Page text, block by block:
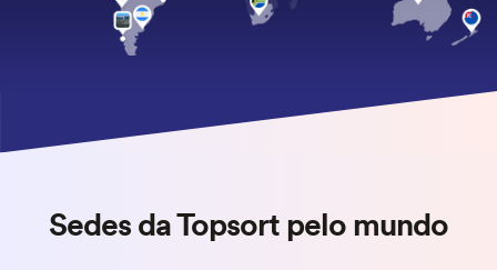
Sedes da Topsort pelo mundo